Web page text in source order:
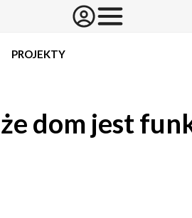
PROJEKTY
dom jest